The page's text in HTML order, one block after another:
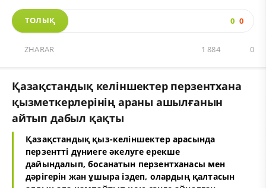
ТОЛЫҚ 0 0
ZHARAR 0
1 884
Қазақстандық келіншектер перзентхана
қызметкерлерінің араны ашылғанын
айтып дабыл қақты
Қазақстандық қыз-келіншектер арасында
перзентті дүниеге әкелуге ерекше
дайындалып, босанатын перзентханасы мен
дәрігерін жан ұшыра іздеп, олардың қалтасын